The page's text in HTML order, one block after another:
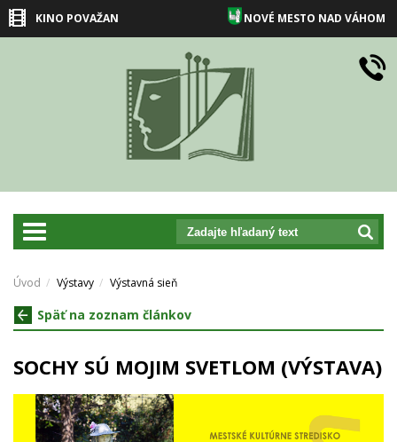
KINO POVAŽAN NOVÉ MESTO NAD VÁHOM
prepnut_navigaciu
Úvod Výstavy Výstavná sieň
Späť na zoznam článkov
SOCHY SÚ MOJIM SVETLOM (VÝSTAVA)